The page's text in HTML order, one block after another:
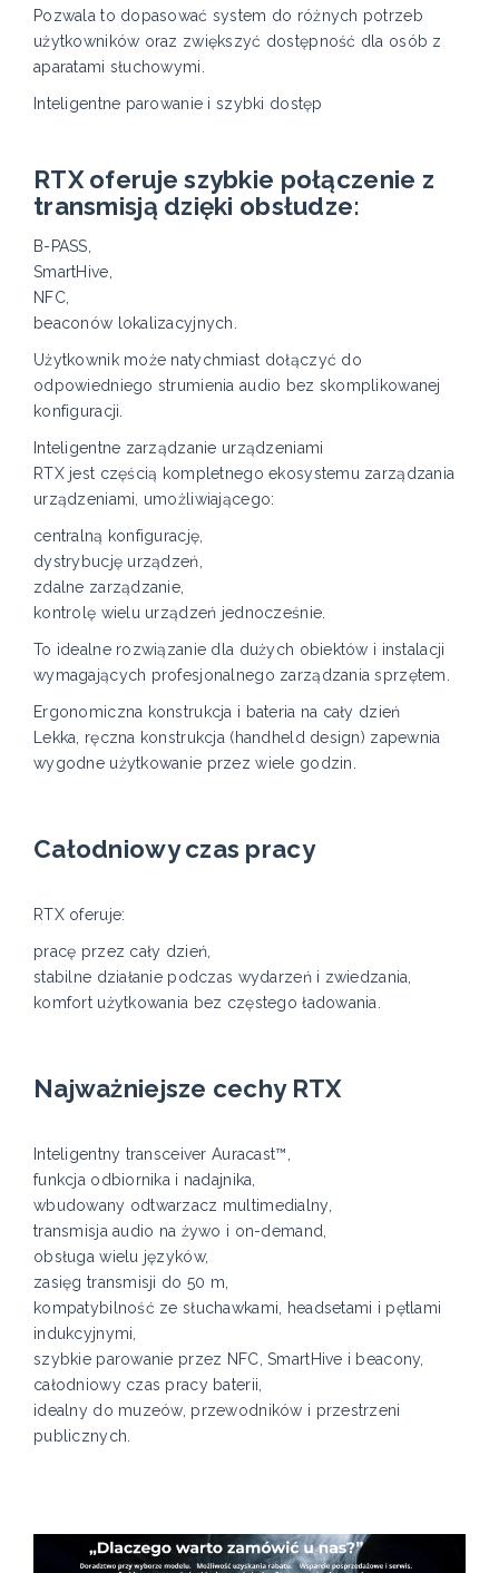
Pozwala to dopasować system do różnych potrzeb
użytkowników oraz zwiększyć dostępność dla osób z
aparatami słuchowymi.
Inteligentne parowanie i szybki dostęp
RTX oferuje szybkie połączenie z
transmisją dzięki obsłudze:
B-PASS,
SmartHive,
NFC,
beaconów lokalizacyjnych.
Użytkownik może natychmiast dołączyć do
odpowiedniego strumienia audio bez skomplikowanej
konfiguracji.
Inteligentne zarządzanie urządzeniami
RTX jest częścią kompletnego ekosystemu zarządzania
urządzeniami, umożliwiającego:
centralną konfigurację,
dystrybucję urządzeń,
zdalne zarządzanie,
kontrolę wielu urządzeń jednocześnie.
To idealne rozwiązanie dla dużych obiektów i instalacji
wymagających profesjonalnego zarządzania sprzętem.
Ergonomiczna konstrukcja i bateria na cały dzień
Lekka, ręczna konstrukcja (handheld design) zapewnia
wygodne użytkowanie przez wiele godzin.
Całodniowy czas pracy
RTX oferuje:
pracę przez cały dzień,
stabilne działanie podczas wydarzeń i zwiedzania,
komfort użytkowania bez częstego ładowania.
Najważniejsze cechy RTX
Inteligentny transceiver Auracast™,
funkcja odbiornika i nadajnika,
wbudowany odtwarzacz multimedialny,
transmisja audio na żywo i on-demand,
obsługa wielu języków,
zasięg transmisji do 50 m,
kompatybilność ze słuchawkami, headsetami i pętlami
indukcyjnymi,
szybkie parowanie przez NFC, SmartHive i beacony,
całodniowy czas pracy baterii,
idealny do muzeów, przewodników i przestrzeni
publicznych.